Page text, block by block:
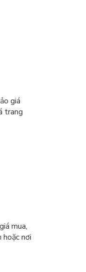
giá
trang
mua,
nơi